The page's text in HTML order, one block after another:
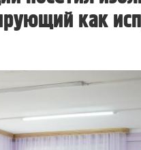
как